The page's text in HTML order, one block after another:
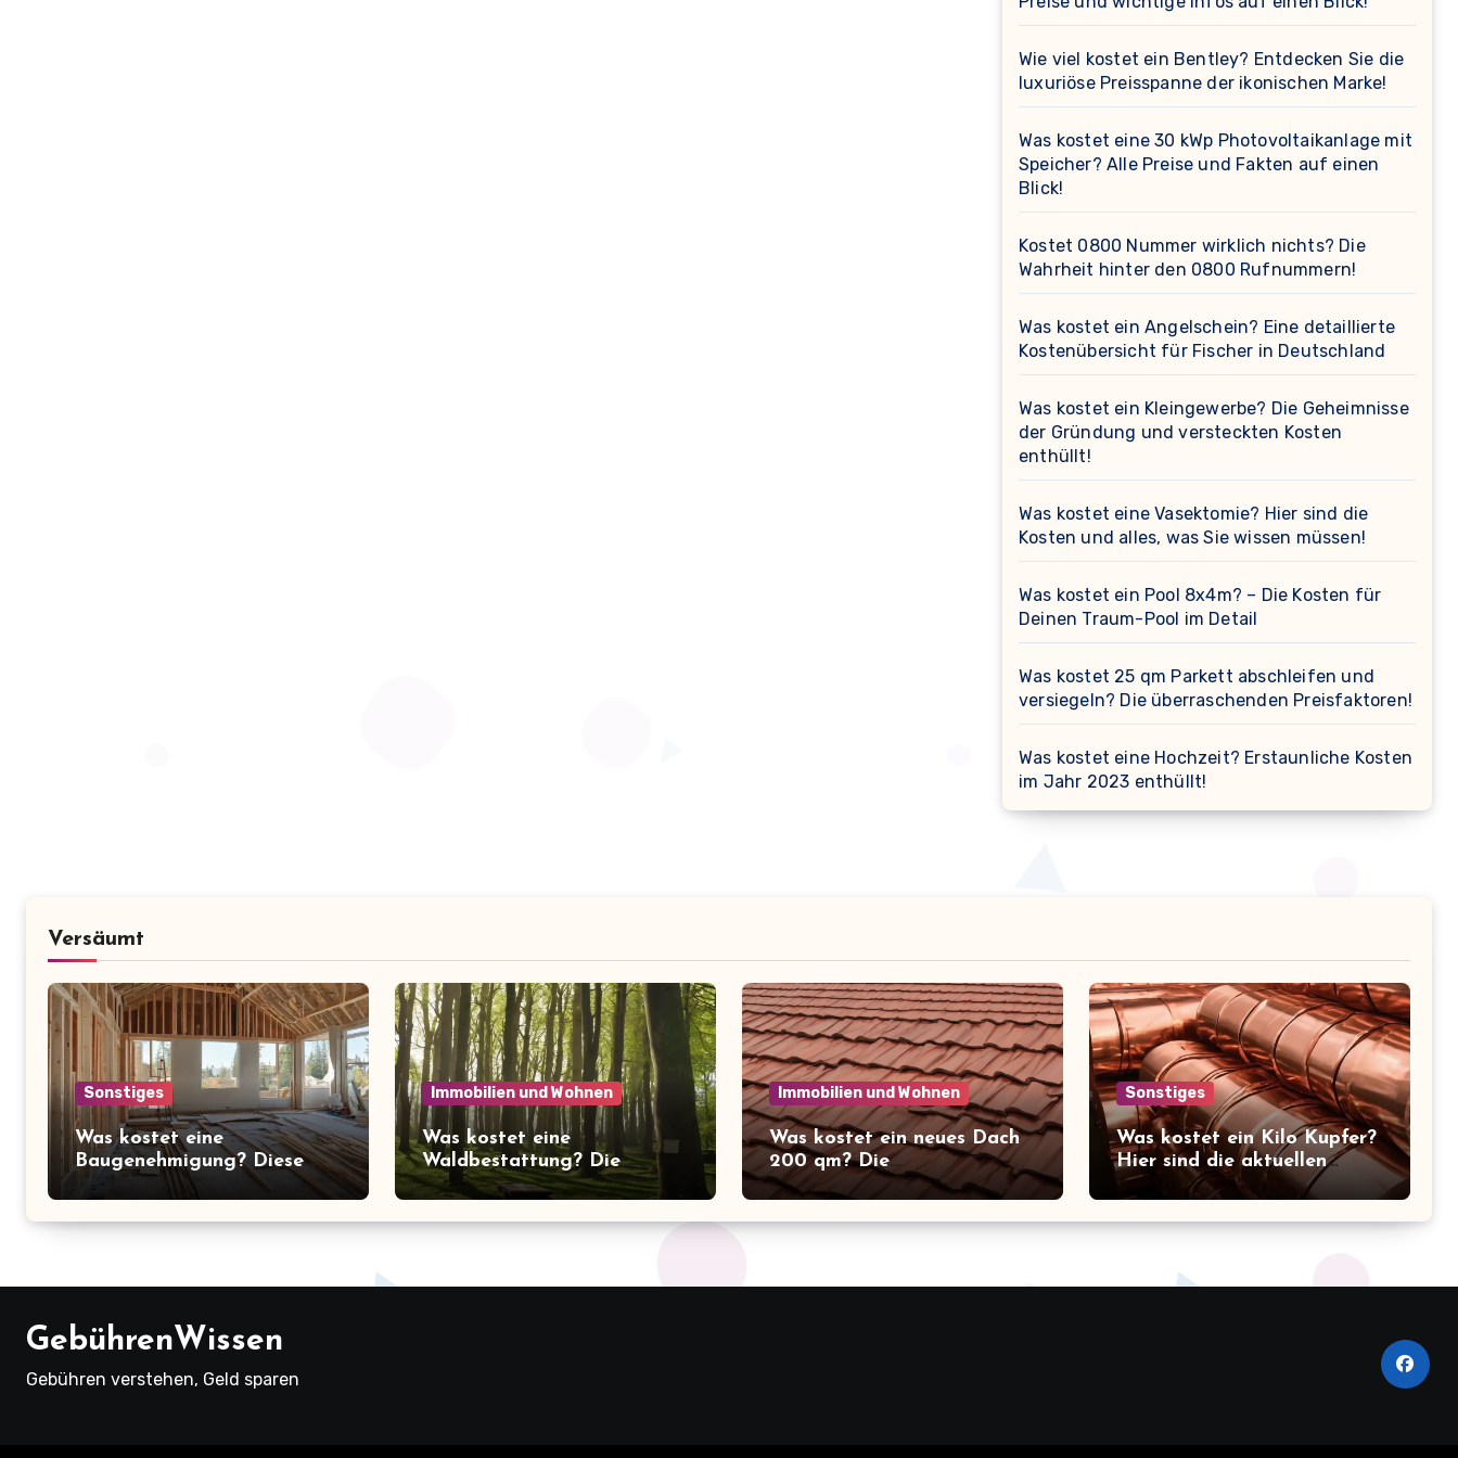
Wie viel kostet ein Bentley? Entdecken Sie die
luxuriöse Preisspanne der ikonischen Marke!
Was kostet eine 30 kWp Photovoltaikanlage mit
Speicher? Alle Preise und Fakten auf einen
Blick!
Kostet 0800 Nummer wirklich nichts? Die
Wahrheit hinter den 0800 Rufnummern!
Was kostet ein Angelschein? Eine detaillierte
Kostenübersicht für Fischer in Deutschland
Was kostet ein Kleingewerbe? Die Geheimnisse
der Gründung und versteckten Kosten
enthüllt!
Was kostet eine Vasektomie? Hier sind die
Kosten und alles, was Sie wissen müssen!
Was kostet ein Pool 8x4m? – Die Kosten für
Deinen Traum-Pool im Detail
Was kostet 25 qm Parkett abschleifen und
versiegeln? Die überraschenden Preisfaktoren!
Was kostet eine Hochzeit? Erstaunliche Kosten
im Jahr 2023 enthüllt!
Versäumt
Sonstiges
Was kostet eine
Baugenehmigung? Diese
Preise müssen Sie kennen!
Immobilien und Wohnen
Was kostet eine
Waldbestattung? Die
überraschende Wahrheit
über die Kosten der letzten
Ruhe
Immobilien und Wohnen
Was kostet ein neues Dach
200 qm? Die
überraschenden Kosten im
Überblick!
Sonstiges
Was kostet ein Kilo Kupfer?
Hier sind die aktuellen
Preise, die Sie kennen
sollten!
GebührenWissen
Gebühren verstehen, Geld sparen